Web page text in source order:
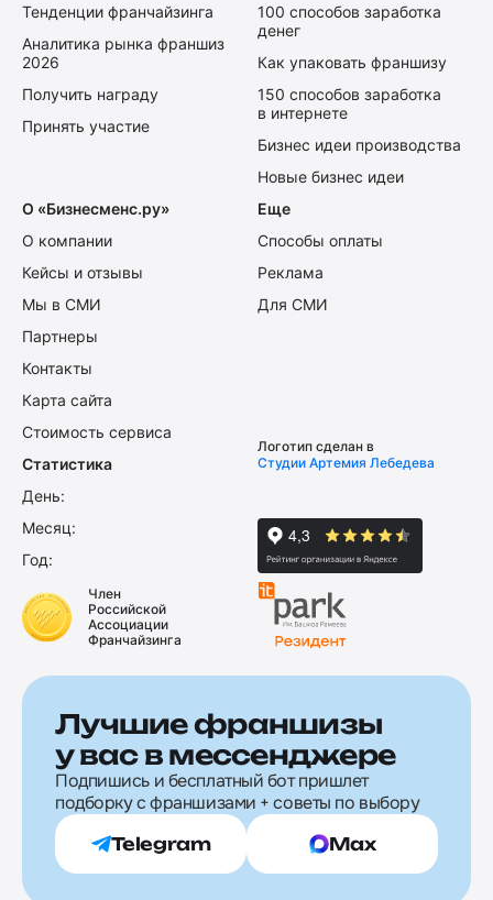
Тенденции франчайзинга
Аналитика рынка франшиз
2026
Получить награду
Принять участие
100 способов заработка
денег
Как упаковать франшизу
150 способов заработка
в интернете
Бизнес идеи производства
Новые бизнес идеи
О «Бизнесменс.ру»
О компании
Кейсы и отзывы
Мы в СМИ
Партнеры
Контакты
Карта сайта
Стоимость сервиса
Еще
Способы оплаты
Реклама
Для СМИ
Статистика
День:
Месяц:
Год:
Логотип сделан в
Студии Артемия Лебедева
Член
Российской
Ассоциации
Франчайзинга
Лучшие франшизы
у вас в мессенджере
Подпишись и бесплатный бот пришлет
подборку с франшизами + советы по выбору
Telegram Max